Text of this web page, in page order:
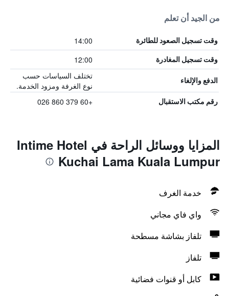
من الجيد أن تعلم
وقت تسجيل الصعود للطائرة 14:00
وقت تسجيل المغادرة 12:00
الدفع والإلغاء
تختلف السياسات حسب
نوع الغرفة ومزود الخدمة.
رقم مكتب الاستقبال +60 379 860 026
المزايا ووسائل الراحة في Intime Hotel
Kuchai Lama Kuala Lumpur
خدمة الغرف
واي فاي مجاني
تلفاز بشاشة مسطحة
تلفاز
كابل أو قنوات فضائية